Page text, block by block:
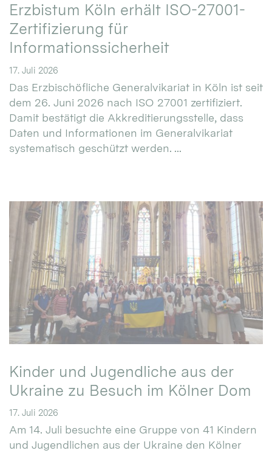
Erzbistum Köln erhält ISO-27001-
Zertifizierung für
Informationssicherheit
17. Juli 2026
Das Erzbischöfliche Generalvikariat in Köln ist seit
dem 26. Juni 2026 nach ISO 27001 zertifiziert.
Damit bestätigt die Akkreditierungsstelle, dass
Daten und Informationen im Generalvikariat
systematisch geschützt werden. ...
Kinder und Jugendliche aus der
Ukraine zu Besuch im Kölner Dom
17. Juli 2026
Am 14. Juli besuchte eine Gruppe von 41 Kindern
und Jugendlichen aus der Ukraine den Kölner